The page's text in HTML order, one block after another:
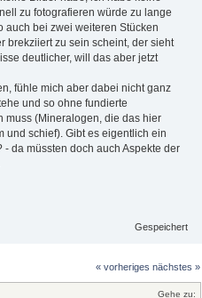
zu fotografieren würde zu lange
auch bei zwei weiteren Stücken
brekziiert zu sein scheint, der sieht
deutlicher, will das aber jetzt
fühle mich aber dabei nicht ganz
und so ohne fundierte
muss (Mineralogen, die das hier
und schief). Gibt es eigentlich ein
da müssten doch auch Aspekte der
Gespeichert
« vorheriges nächstes »
Gehe zu: